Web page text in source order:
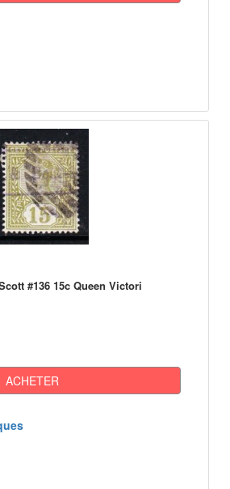
#136 15c Queen Victori
ACHETER